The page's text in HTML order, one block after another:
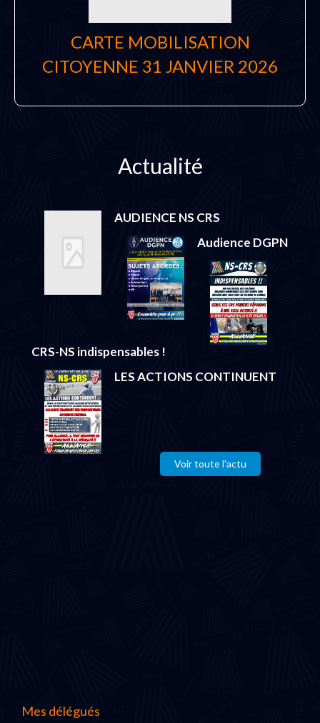
CARTE MOBILISATION
CITOYENNE 31 JANVIER 2026
Actualité
AUDIENCE NS CRS
Audience DGPN
CRS-NS indispensables !
LES ACTIONS CONTINUENT
Voir toute l'actu
Mes délégués